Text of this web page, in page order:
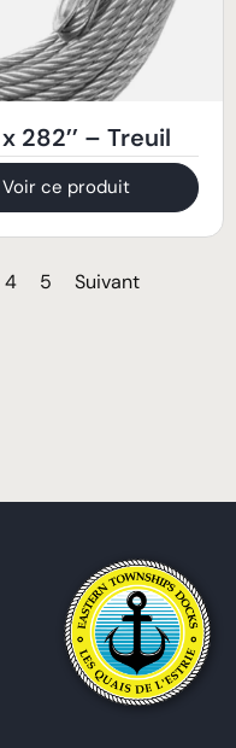
282’’ – Treuil
Voir ce produit
4 5 Suivant